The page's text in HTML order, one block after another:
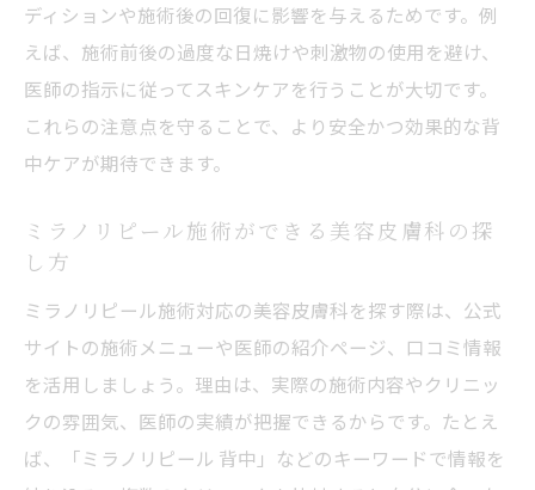
背中へのミラノリピール効果と継続のポイ
ント
美容皮膚科で相談できる施術間隔の調整方
法
るには
背中ケアのためのミラノリピール効果を最
大化
やりすぎに注意したい背中ケアと安全性
美容皮膚科でのミラノリピールやりすぎリ
スク
ディションや施術後の回復に影響を与えるためです。例
えば、施術前後の過度な日焼けや刺激物の使用を避け、
医師の指示に従ってスキンケアを行うことが大切です。
これらの注意点を守ることで、より安全かつ効果的な背
中ケアが期待できます。
ミラノリピール施術ができる美容皮膚科の探
し方
ミラノリピール施術対応の美容皮膚科を探す際は、公式
サイトの施術メニューや医師の紹介ページ、口コミ情報
を活用しましょう。理由は、実際の施術内容やクリニッ
クの雰囲気、医師の実績が把握できるからです。たとえ
ば、「ミラノリピール 背中」などのキーワードで情報を